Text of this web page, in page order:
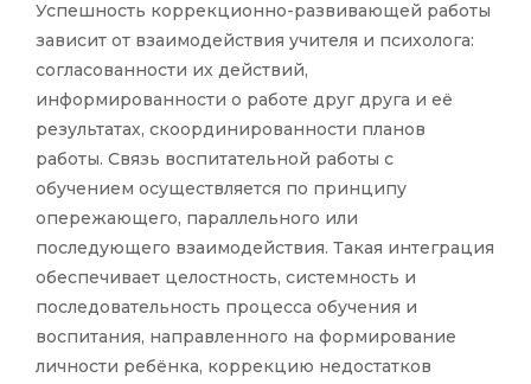
Успешность коррекционно-развивающей работы
зависит от взаимодействия учителя и психолога:
согласованности их действий,
информированности о работе друг друга и её
результатах, скоординированности планов
работы. Связь воспитательной работы с
обучением осуществляется по принципу
опережающего, параллельного или
последующего взаимодействия. Такая интеграция
обеспечивает целостность, системность и
последовательность процесса обучения и
воспитания, направленного на формирование
личности ребёнка, коррекцию недостатков